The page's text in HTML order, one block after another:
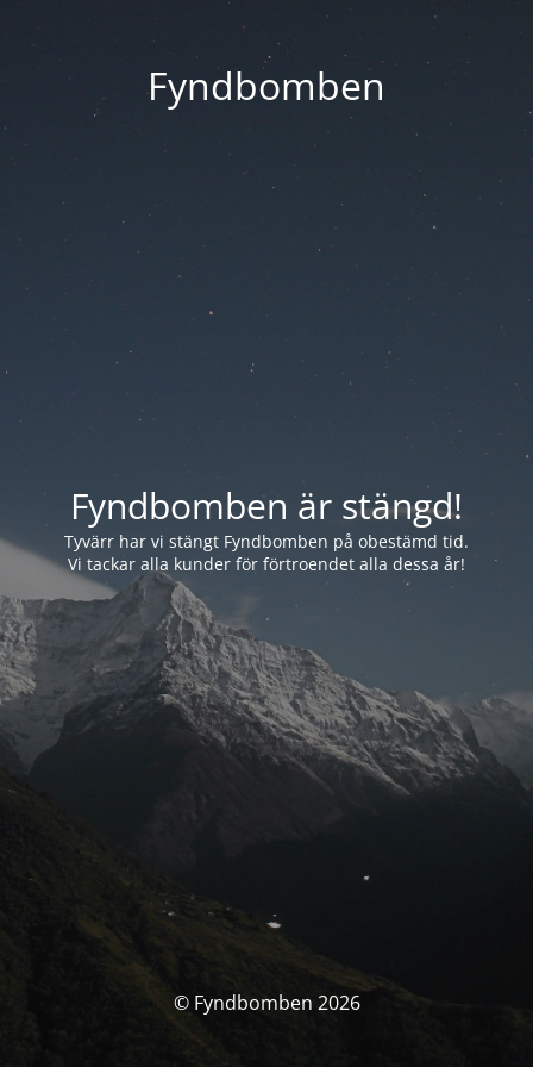
Fyndbomben
Fyndbomben är stängd!
Tyvärr har vi stängt Fyndbomben på obestämd tid.
Vi tackar alla kunder för förtroendet alla dessa år!
© Fyndbomben 2026